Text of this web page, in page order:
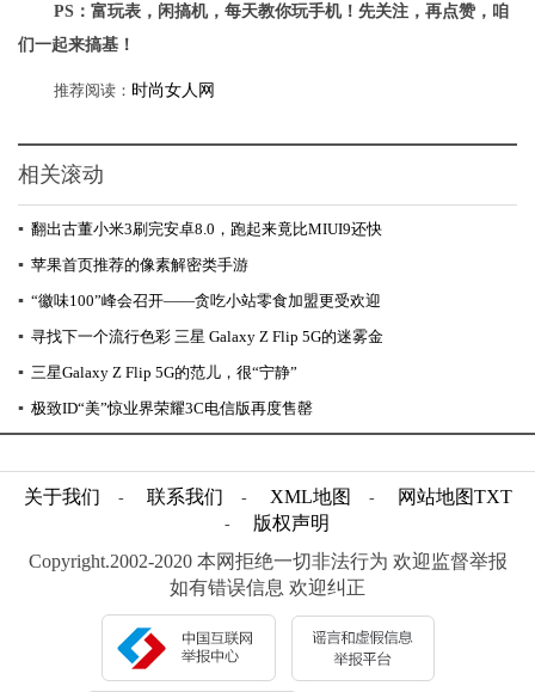
PS：富玩表，闲搞机，每天教你玩手机！先关注，再点赞，咱
们一起来搞基！
推荐阅读： 时尚女人网
相关滚动
▪ 翻出古董小米3刷完安卓8.0，跑起来竟比MIUI9还快
▪ 苹果首页推荐的像素解密类手游
▪ “徽味100”峰会召开——贪吃小站零食加盟更受欢迎
▪ 寻找下一个流行色彩 三星 Galaxy Z Flip 5G的迷雾金
▪ 三星Galaxy Z Flip 5G的范儿，很“宁静”
▪ 极致ID“美”惊业界荣耀3C电信版再度售罄
关于我们 - 联系我们 - XML地图 - 网站地图TXT
-
版权声明
Copyright.2002-2020 本网拒绝一切非法行为 欢迎监督举报
如有错误信息 欢迎纠正